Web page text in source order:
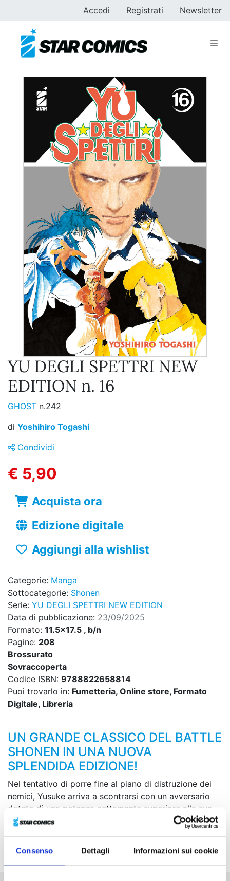
Consenso Dettagli Informazioni sui cookie
Accedi Registrati Newsletter
YU DEGLI SPETTRI NEW
EDITION n. 16
GHOST n.242
di Yoshihiro Togashi
Condividi
€ 5,90
Acquista ora
Edizione digitale
Aggiungi alla wishlist
Categorie: Manga
Sottocategorie: Shonen
Serie: YU DEGLI SPETTRI NEW EDITION
Data di pubblicazione: 23/09/2025
Formato: 11.5x17.5 , b/n
Pagine: 208
Brossurato
Sovraccoperta
Codice ISBN: 9788822658814
Puoi trovarlo in: Fumetteria, Online store, Formato
Digitale, Libreria
UN GRANDE CLASSICO DEL BATTLE
SHONEN IN UNA NUOVA
SPLENDIDA EDIZIONE!
Nel tentativo di porre fine al piano di distruzione dei
nemici, Yusuke arriva a scontrarsi con un avversario
dotato di una potenza nettamente superiore alla sua.
Per sconfiggerlo, un alleato di non poco conto
persona!